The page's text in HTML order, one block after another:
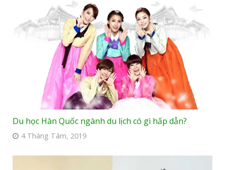
Du học Hàn Quốc ngành du lịch có gì hấp dẫn?
4 Tháng Tám, 2019